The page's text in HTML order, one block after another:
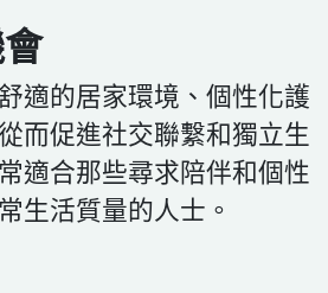
適的居家環境、個性化護
而促進社交聯繫和獨立生
適合那些尋求陪伴和個性
生活質量的人士。